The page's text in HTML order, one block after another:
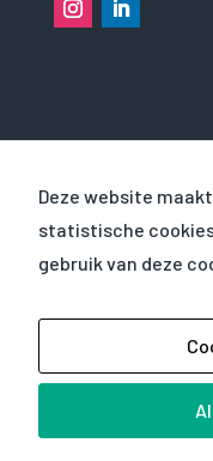
OVER VHS
CURSUSSEN
VHS
Deze website
statistische
gebruik van deze